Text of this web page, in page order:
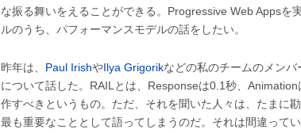
な振る舞いをえることができる。Progressive Web Appsを
ルのうち、パフォーマンスモデルの話をしたい。
昨年は、 Paul IrishやIlya Grigorikなどの私のチームのメン
について話した。RAILとは、Responseは0.1秒、
作すべきというもの。ただ、それを聞いた人々は、たまに
最も重要なこととして語ってしまうのだ。それは間違ってい